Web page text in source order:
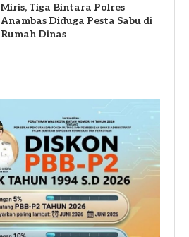
Miris, Tiga Bintara Polres
Anambas Diduga Pesta Sabu di
Rumah Dinas